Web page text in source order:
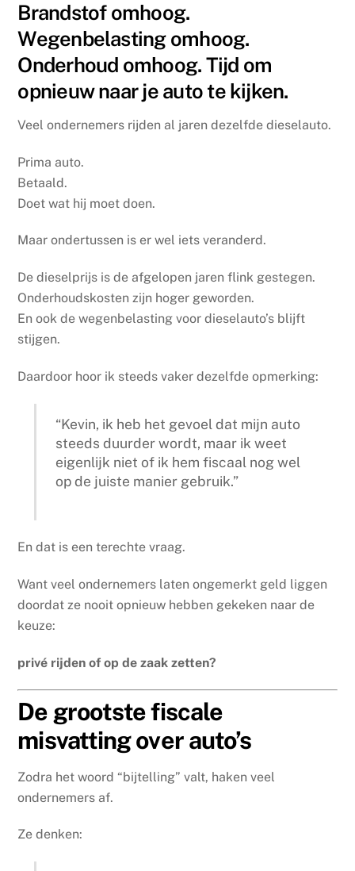
Brandstof omhoog.
Wegenbelasting omhoog.
Onderhoud omhoog. Tijd om
opnieuw naar je auto te kijken.
Veel ondernemers rijden al jaren dezelfde dieselauto.
Prima auto.
Betaald.
Doet wat hij moet doen.
Maar ondertussen is er wel iets veranderd.
De dieselprijs is de afgelopen jaren flink gestegen.
Onderhoudskosten zijn hoger geworden.
En ook de wegenbelasting voor dieselauto’s blijft
stijgen.
Daardoor hoor ik steeds vaker dezelfde opmerking:
“Kevin, ik heb het gevoel dat mijn auto
steeds duurder wordt, maar ik weet
eigenlijk niet of ik hem fiscaal nog wel
op de juiste manier gebruik.”
En dat is een terechte vraag.
Want veel ondernemers laten ongemerkt geld liggen
doordat ze nooit opnieuw hebben gekeken naar de
keuze:
privé rijden of op de zaak zetten?
De grootste fiscale
misvatting over auto’s
Zodra het woord “bijtelling” valt, haken veel
ondernemers af.
Ze denken: